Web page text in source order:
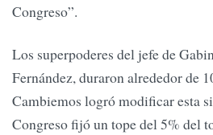
Congreso”.
Los superpoderes del jefe de
Fernández, duraron alrededor de
Cambiemos logró modificar esta
Congreso fijó un tope del 5% del